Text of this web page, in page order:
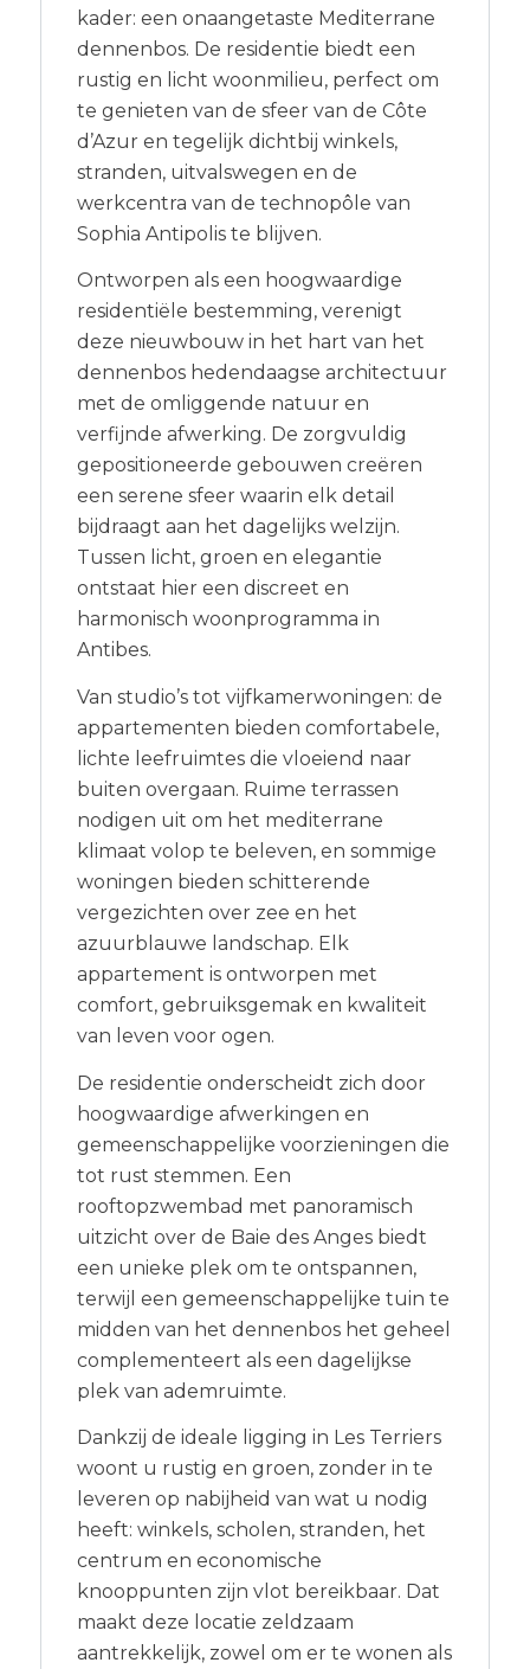
kader: een onaangetaste Mediterrane
dennenbos. De residentie biedt een
rustig en licht woonmilieu, perfect om
te genieten van de sfeer van de Côte
d’Azur en tegelijk dichtbij winkels,
stranden, uitvalswegen en de
werkcentra van de technopôle van
Sophia Antipolis te blijven.
Ontworpen als een hoogwaardige
residentiële bestemming, verenigt
deze nieuwbouw in het hart van het
dennenbos hedendaagse architectuur
met de omliggende natuur en
verfijnde afwerking. De zorgvuldig
gepositioneerde gebouwen creëren
een serene sfeer waarin elk detail
bijdraagt aan het dagelijks welzijn.
Tussen licht, groen en elegantie
ontstaat hier een discreet en
harmonisch woonprogramma in
Antibes.
Van studio’s tot vijfkamerwoningen: de
appartementen bieden comfortabele,
lichte leefruimtes die vloeiend naar
buiten overgaan. Ruime terrassen
nodigen uit om het mediterrane
klimaat volop te beleven, en sommige
woningen bieden schitterende
vergezichten over zee en het
azuurblauwe landschap. Elk
appartement is ontworpen met
comfort, gebruiksgemak en kwaliteit
van leven voor ogen.
De residentie onderscheidt zich door
hoogwaardige afwerkingen en
gemeenschappelijke voorzieningen die
tot rust stemmen. Een
rooftopzwembad met panoramisch
uitzicht over de Baie des Anges biedt
een unieke plek om te ontspannen,
terwijl een gemeenschappelijke tuin te
midden van het dennenbos het geheel
complementeert als een dagelijkse
plek van ademruimte.
Dankzij de ideale ligging in Les Terriers
woont u rustig en groen, zonder in te
leveren op nabijheid van wat u nodig
heeft: winkels, scholen, stranden, het
centrum en economische
knooppunten zijn vlot bereikbaar. Dat
maakt deze locatie zeldzaam
aantrekkelijk, zowel om er te wonen als